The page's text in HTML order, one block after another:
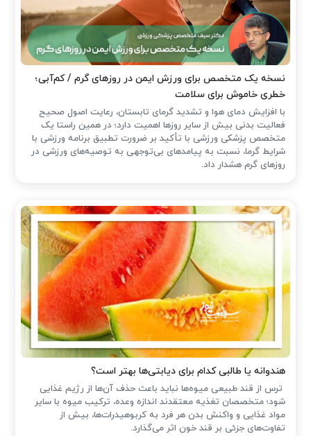
نسخه یک متخصص برای ورزش ایمن در روزهای گرم / کم‌آبی؛
خطری خاموش برای سلامت
با افزایش دمای هوا و تشدید گرمای تابستان، رعایت اصول صحیح
فعالیت بدنی بیش از سایر روزها اهمیت دارد؛ در همین راستا یک
متخصص پزشکی ورزشی با تأکید بر ضرورت تطبیق برنامه ورزشی با
شرایط گرما، نسبت به پیامدهای بی‌توجهی به توصیه‌های ورزشی در
روزهای گرم هشدار داد.
هندوانه یا طالبی کدام برای دیابتی‌ها بهتر است؟
ترس از قند طبیعی میوه‌ها نباید باعث حذف آن‌ها از رژیم غذایی
شود؛ متخصصان تغذیه معتقدند اندازه وعده، ترکیب میوه با سایر
مواد غذایی و واکنش بدن هر فرد به کربوهیدرات‌ها، بیش از
تفاوت‌های جزئی بر قند خون اثر می‌گذارد.